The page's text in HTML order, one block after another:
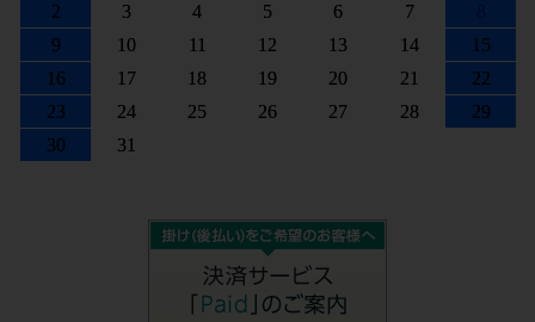
2
3 4 5 6 7
9
10 11 12 13 14
15
16
17 18 19 20 21
22
23
24 25 26 27 28
29
30
31